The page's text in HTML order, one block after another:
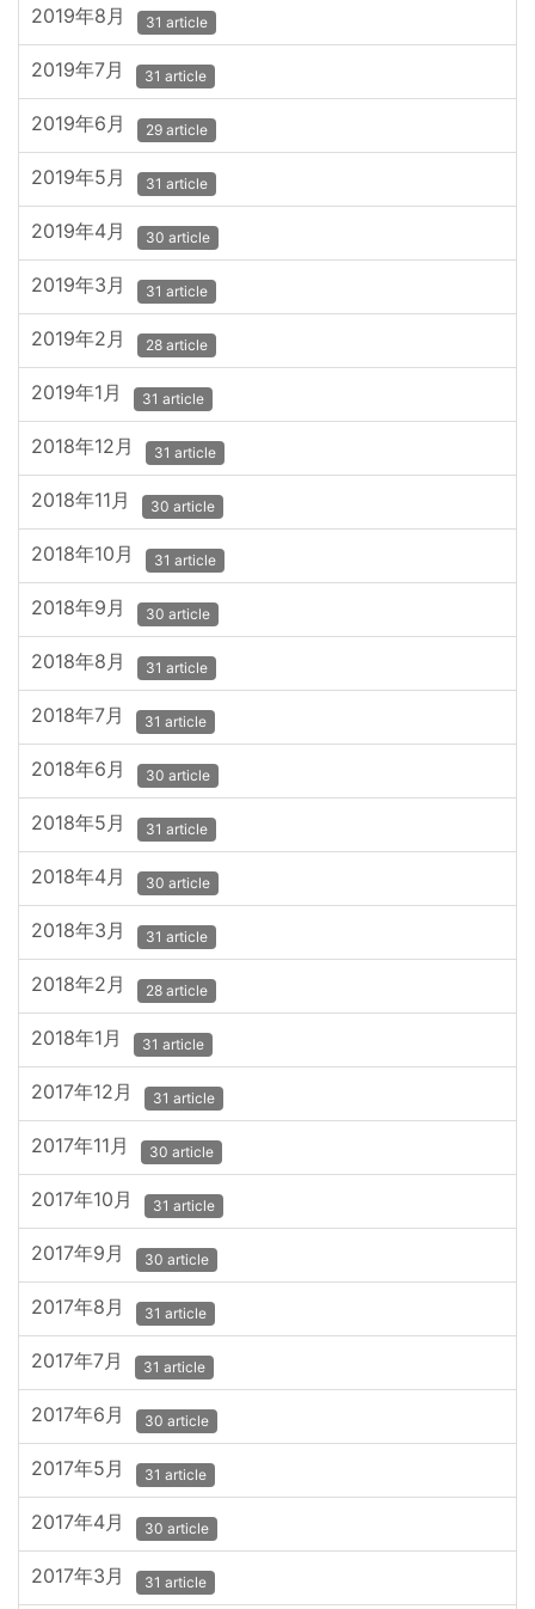
2019年8月 31 article
2019年7月 31 article
2019年6月 29 article
2019年5月 31 article
2019年4月 30 article
2019年3月 31 article
2019年2月 28 article
2019年1月 31 article
2018年12月 31 article
2018年11月 30 article
2018年10月 31 article
2018年9月 30 article
2018年8月 31 article
2018年7月 31 article
2018年6月 30 article
2018年5月 31 article
2018年4月 30 article
2018年3月 31 article
2018年2月 28 article
2018年1月 31 article
2017年12月 31 article
2017年11月 30 article
2017年10月 31 article
2017年9月 30 article
2017年8月 31 article
2017年7月 31 article
2017年6月 30 article
2017年5月 31 article
2017年4月 30 article
2017年3月 31 article